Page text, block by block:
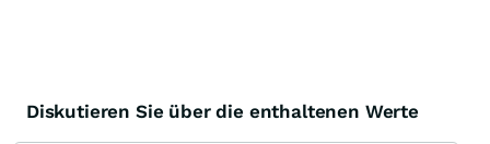
Diskutieren Sie über die enthaltenen Werte